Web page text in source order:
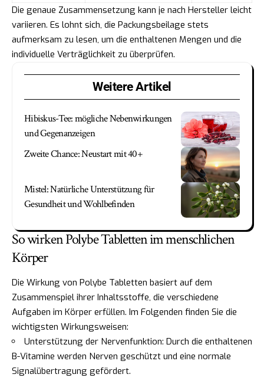
Die genaue Zusammensetzung kann je nach Hersteller leicht
variieren. Es lohnt sich, die Packungsbeilage stets
aufmerksam zu lesen, um die enthaltenen Mengen und die
individuelle Verträglichkeit zu überprüfen.
Weitere Artikel
Hibiskus-Tee: mögliche Nebenwirkungen
und Gegenanzeigen
Zweite Chance: Neustart mit 40+
Mistel: Natürliche Unterstützung für
Gesundheit und Wohlbefinden
So wirken Polybe Tabletten im menschlichen
Körper
Die Wirkung von Polybe Tabletten basiert auf dem
Zusammenspiel ihrer Inhaltsstoffe, die verschiedene
Aufgaben im Körper erfüllen. Im Folgenden finden Sie die
wichtigsten Wirkungsweisen:
Unterstützung der Nervenfunktion: Durch die enthaltenen
B-Vitamine werden Nerven geschützt und eine normale
Signalübertragung gefördert.